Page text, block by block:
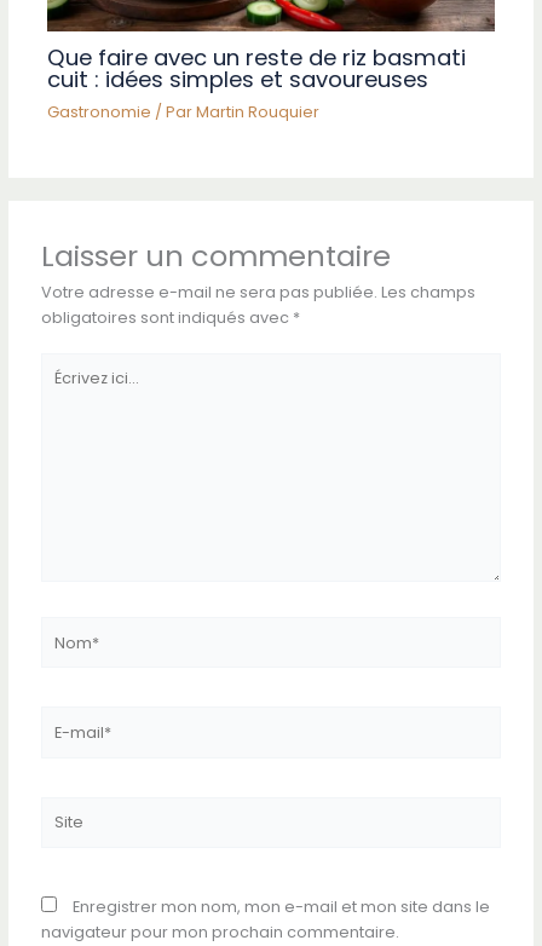
Que faire avec un reste de riz basmati
cuit : idées simples et savoureuses
Gastronomie / ParMartin Rouquier
Laisser un commentaire
Votre adresse e-mail ne sera pas publiée. Les champs
obligatoires sont indiqués avec *
Écrivez
ici…
mail*
Enregistrer mon nom, mon e-mail et mon site dans le
navigateur pour mon prochain commentaire.